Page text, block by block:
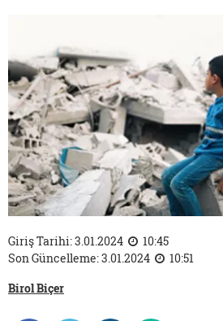
Giriş Tarihi: 3.01.2024
10:45
Son Güncelleme: 3.01.2024
10:51
Birol Biçer